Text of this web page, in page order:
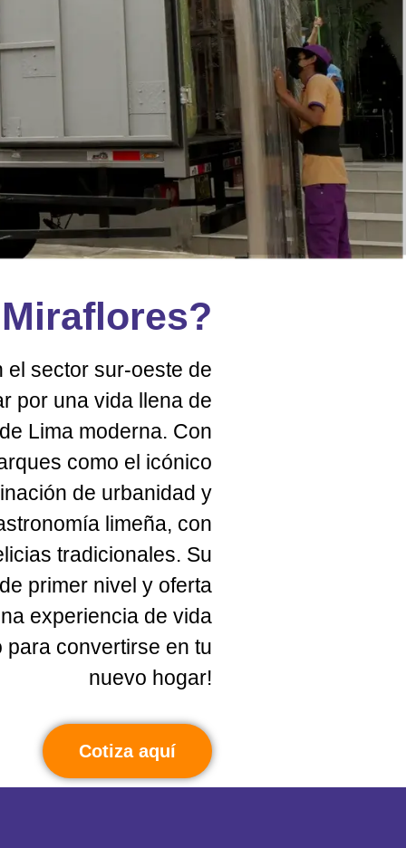
el sector sur-oeste de
por una vida llena de
Lima moderna. Con
como el icónico
de urbanidad y
limeña, con
tradicionales. Su
primer nivel y oferta
experiencia de vida
para convertirse en tu
nuevo hogar!
Cotiza aquí